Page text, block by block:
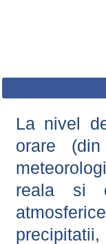
La nivel
orare
reala si